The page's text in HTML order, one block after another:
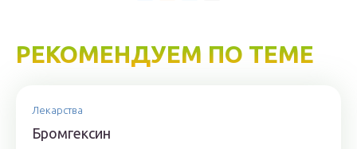
РЕКОМЕНДУЕМ ПО ТЕМЕ
Лекарства
Бромгексин